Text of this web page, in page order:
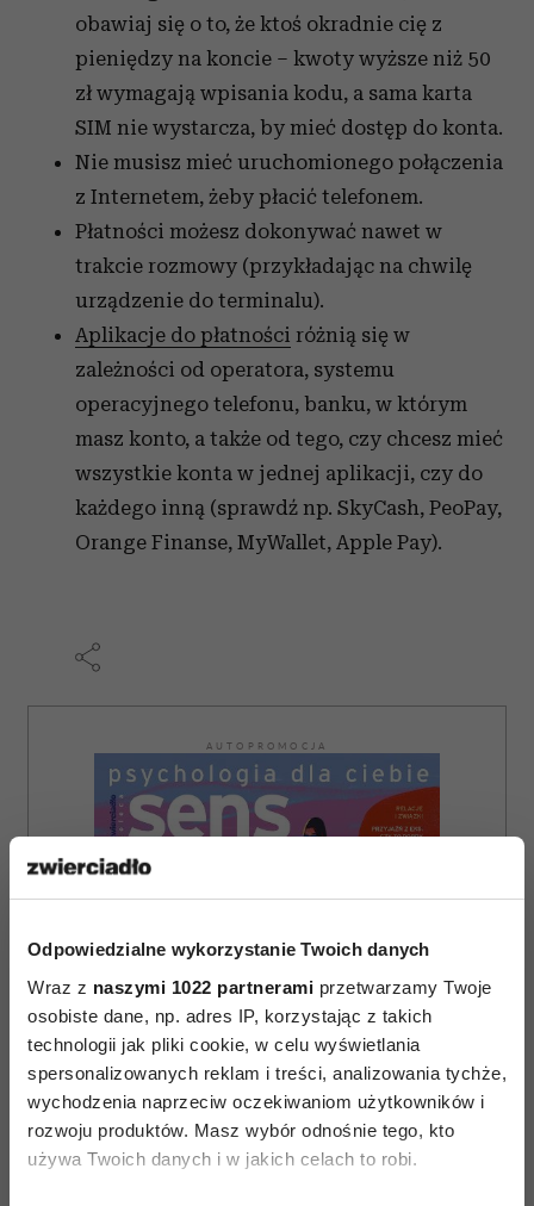
Odpowiedzialne wykorzystanie Twoich danych
Wraz z naszymi 1022 partnerami przetwarzamy Twoje
osobiste dane, np. adres IP, korzystając z takich
technologii jak pliki cookie, w celu wyświetlania
spersonalizowanych reklam i treści, analizowania tychże,
wychodzenia naprzeciw oczekiwaniom użytkowników i
rozwoju produktów. Masz wybór odnośnie tego, kto
używa Twoich danych i w jakich celach to robi.
obawiaj się o to, że ktoś okradnie cię z
pieniędzy na koncie – kwoty wyższe niż 50
zł wymagają wpisania kodu, a sama karta
SIM nie wystarcza, by mieć dostęp do konta.
Nie musisz mieć uruchomionego połączenia
z Internetem, żeby płacić telefonem.
Płatności możesz dokonywać nawet w
trakcie rozmowy (przykładając na chwilę
urządzenie do terminalu).
Aplikacje do płatności różnią się w
zależności od operatora, systemu
operacyjnego telefonu, banku, w którym
masz konto, a także od tego, czy chcesz mieć
wszystkie konta w jednej aplikacji, czy do
każdego inną (sprawdź np. SkyCash, PeoPay,
Orange Finanse, MyWallet, Apple Pay).
AUTOPROMOCJA